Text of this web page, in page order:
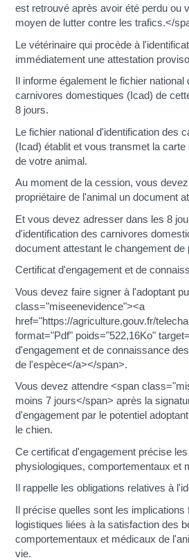
est retrouvé après avoir été perdu ou
moyen de lutter contre les trafics.</
Le vétérinaire qui procède à
immédiatement une attestation
Il informe également le fichier national
carnivores domestiques (Icad) de
8 jours.
Le fichier national d'identification des
(Icad) établit et vous transmet la carte
de votre animal.
Au moment de la cession, vous
propriétaire de l'animal un document
Et vous devez adresser dans les 8
d'identification des carnivores
document attestant le changement de
Certificat d'engagement et de
Vous devez faire signer à l'adoptant
class="miseenevidence"><a
href="https://agriculture.gouv.fr/
format="Pdf" poids="522,16Ko"
d'engagement et de connaissance
de l'espèce</a></span>.
Vous devez attendre <span
moins 7 jours</span> après la
d'engagement par le potentiel
le chien.
Ce certificat d'engagement précise
physiologiques, comportementaux et
Il rappelle les obligations relatives à
Il précise quelles sont les implications
logistiques liées à la satisfaction des
comportementaux et médicaux de
vie.